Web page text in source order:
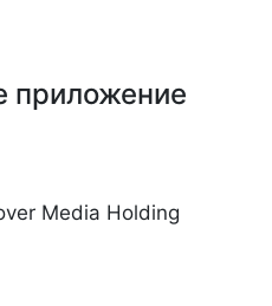
приложение
Media Holding